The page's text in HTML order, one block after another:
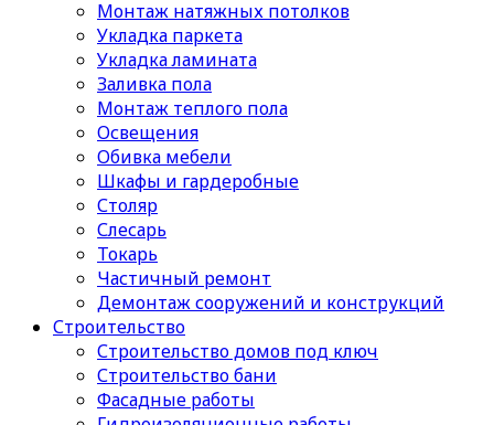
Монтаж натяжных потолков
Укладка паркета
Укладка ламината
Заливка пола
Монтаж теплого пола
Освещения
Обивка мебели
Шкафы и гардеробные
Столяр
Слесарь
Токарь
Частичный ремонт
Демонтаж сооружений и конструкций
Строительство
Строительство домов под ключ
Строительство бани
Фасадные работы